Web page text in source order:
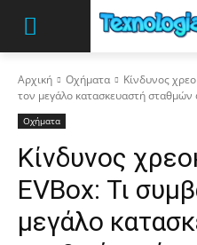
Αρχική Οχήματα
Κίνδυνος
τον μεγάλο κατασκευαστή σταθμών
Οχήματα
Κίνδυνος
EVBox: Τι
μεγάλο